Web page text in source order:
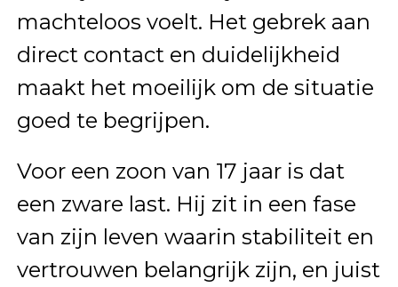
machteloos voelt. Het gebrek aan
direct contact en duidelijkheid
maakt het moeilijk om de situatie
goed te begrijpen.
Voor een zoon van 17 jaar is dat
een zware last. Hij zit in een fase
van zijn leven waarin stabiliteit en
vertrouwen belangrijk zijn, en juist